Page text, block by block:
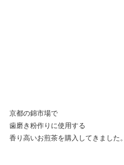
京都の錦市場で
歯磨き粉作りに使用する
香り高いお煎茶を購入してきました。